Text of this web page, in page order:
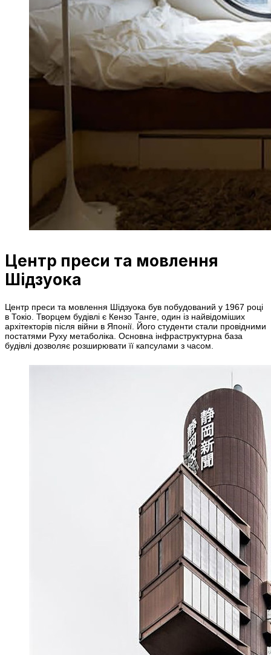
Центр преси та мовлення
Шідзуока
Центр преси та мовлення Шідзуока був побудований у 1967 році
в Токіо. Творцем будівлі є Кензо Танге, один із найвідоміших
архітекторів після війни в Японії. Його студенти стали провідними
постатями Руху метаболіка. Основна інфраструктурна база
будівлі дозволяє розширювати її капсулами з часом.